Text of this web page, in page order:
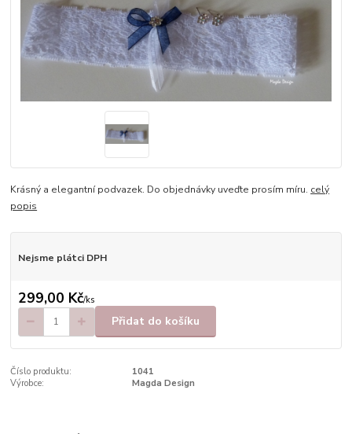
Krásný a elegantní podvazek. Do objednávky uveďte prosím míru. celý
popis
Nejsme plátci DPH
299,00 Kč/ks
Přidat do košíku
Číslo produktu:
1041
Výrobce:
Magda Design